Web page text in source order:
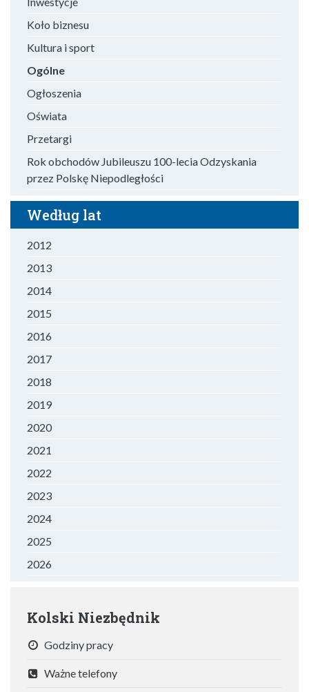
Koło biznesu
Kultura i sport
Ogólne
Ogłoszenia
Oświata
Przetargi
Rok obchodów Jubileuszu 100-lecia Odzyskania
przez Polskę Niepodległości
Według lat
2012
2013
2014
2015
2016
2017
2018
2019
2020
2021
2022
2023
2024
2025
2026
Kolski Niezbędnik
Godziny pracy
Ważne telefony